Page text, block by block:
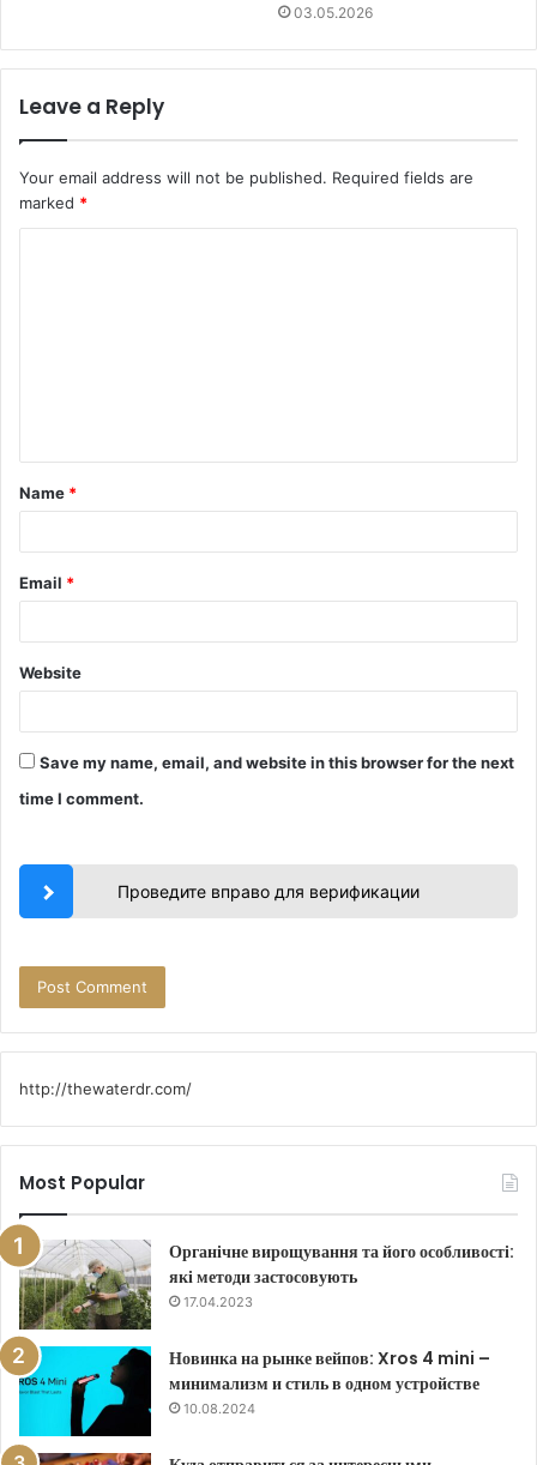
03.05.2026
Leave a Reply
Your email address will not be published. Required fields are
marked *
t
*
Name *
Email *
Website
Save my name, email, and website in this browser for the next
time I comment.
Проведите вправо для верификации
http://thewaterdr.com/
Most Popular
Органічне вирощування та його особливості:
які методи застосовують
17.04.2023
Новинка на рынке вейпов: Xros 4 mini –
минимализм и стиль в одном устройстве
10.08.2024